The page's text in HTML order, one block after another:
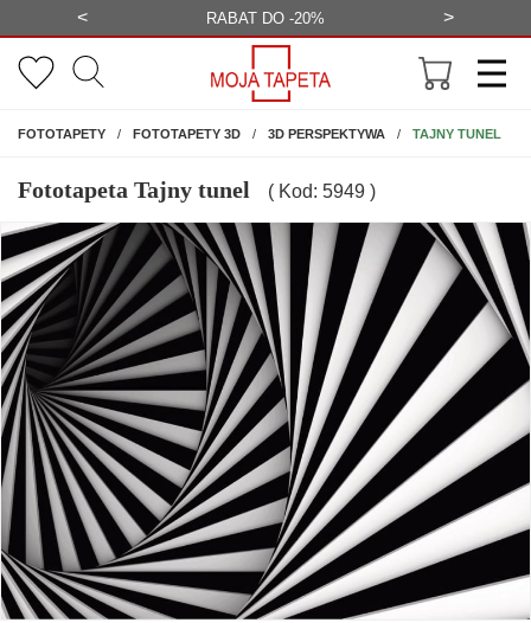
< BEZPŁATNA WIZUALIZACJA >
FOTOTAPETYNA ŚCIANĘ
FOTOTAPETY 3D 3D PERSPEKTYWA TAJNY TUNEL
Fototapeta Tajny tunel ( Kod: 5949 )